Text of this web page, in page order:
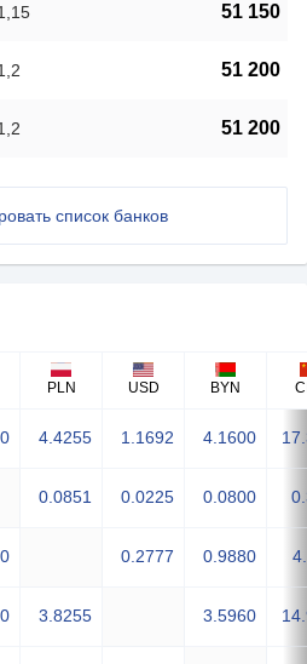
51 150
51 200
51 200
список банков
PLN USD BYN
4.4255 1.1692 4.1600
0.0851 0.0225 0.0800
0.2777 0.9880
3.8255 3.5960